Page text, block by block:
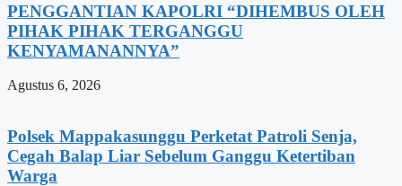
PENGGANTIAN KAPOLRI “DIHEMBUS OLEH
PIHAK PIHAK TERGANGGU
KENYAMANANNYA”
Agustus 6, 2026
Polsek Mappakasunggu Perketat Patroli Senja,
Cegah Balap Liar Sebelum Ganggu Ketertiban
Warga